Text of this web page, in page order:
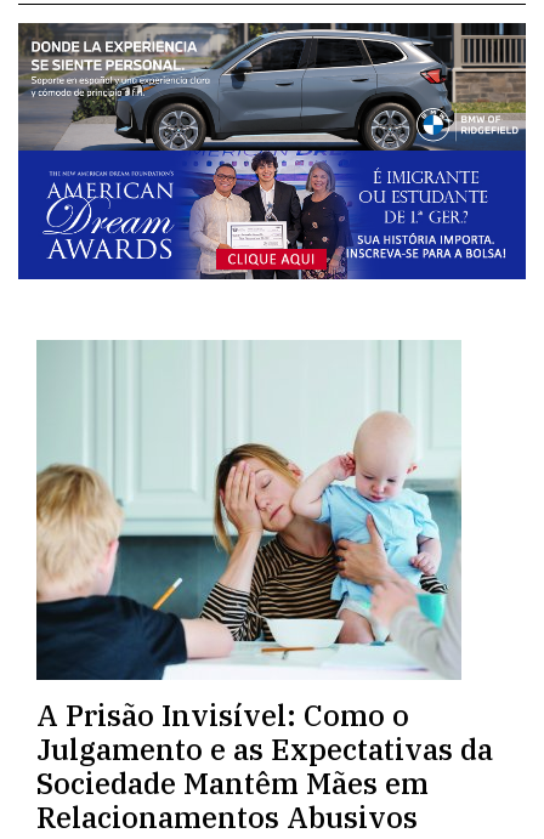
A Prisão Invisível: Como o
Julgamento e as Expectativas da
Sociedade Mantêm Mães em
Relacionamentos Abusivos